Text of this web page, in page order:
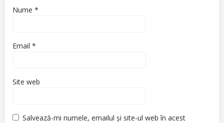
Nume *
Email *
Site web
Salvează-mi numele, emailul și site-ul web în acest